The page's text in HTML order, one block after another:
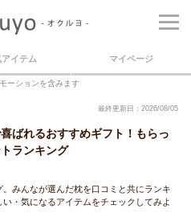
アイテム マイページ
ーションを含みます
最終更新日：2026/08/05
ばれるおすすめギフト！もらっ
ランキング
みんなが選んだ枕を口コミと共にランキ
・気になるアイテムをチェックしてみよ